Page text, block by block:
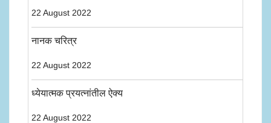
22 August 2022
नानक चरित्र
22 August 2022
ध्येयात्मक प्रयत्नांतील ऐक्य
22 August 2022